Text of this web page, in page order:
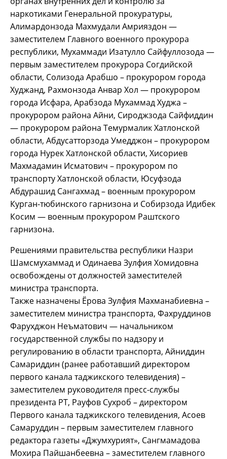
наркотиками Генеральной прокуратуры,
Алимардонзода Махмудали Амрияздон —
заместителем Главного военного прокурора
республики, Мухаммади Изатулло Сайфуллозода —
первым заместителем прокурора Согдийской
области, Солизода Арабшо – прокурором города
Худжанд, Рахмонзода Анвар Хол — прокурором
города Исфара, Арабзода Мухаммад Худжа –
прокурором района Айни, Сироджзода Сайфиддин
— прокурором района Темурмалик Хатлонской
области, Абдусатторзода Умедджон – прокурором
города Нурек Хатлонской области, Хисориев
Махмадамин Исматович – прокурором по
транспорту Хатлонской области, Юсуфзода
Абдурашид Сангахмад – военным прокурором
Курган-тюбинского гарнизона и Собирзода Идибек
Косим — военным прокурором Раштского
гарнизона.
Решениями правительства республики Назри
Шамсмухаммад и Одинаева Зулфия Хомидовна
освобождены от должностей заместителей
министра транспорта.
Также назначены Ёрова Зулфия Махманабиевна –
заместителем министра транспорта, Фахруддинов
Фарухджон Неъматович — начальником
государственной службы по надзору и
регулированию в области транспорта, Айниддин
Самариддин (ранее работавший директором
первого канала таджикского телевидения) –
заместителем руководителя пресс-службы
президента РТ, Рауфов Сухроб – директором
Первого канала таджикского телевидения, Асоев
Самаруддин – первым заместителем главного
редактора газеты «Джумхурият», Сангмамадова
Мохира Пайшанбеевна – заместителем главного